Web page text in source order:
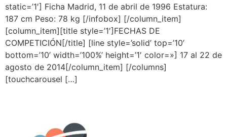
static=’1′] Ficha Madrid, 11 de abril de 1996 Estatura:
187 cm Peso: 78 kg [/infobox] [/column_item]
[column_item][title style=’1′]FECHAS DE
COMPETICIÓN[/title] [line style=’solid’ top=’10’
bottom=’10’ width=’100%’ height=’1′ color=»] 17 al 22 de
agosto de 2014[/column_item] [/columns]
[touchcarousel […]